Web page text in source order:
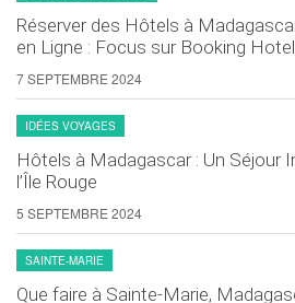
Réserver des Hôtels à
en Ligne : Focus sur Booking
7 SEPTEMBRE 2024
IDÉES VOYAGES
Hôtels à Madagascar : Un Séjour
l’Île Rouge
5 SEPTEMBRE 2024
SAINTE-MARIE
Que faire à Sainte-Marie,